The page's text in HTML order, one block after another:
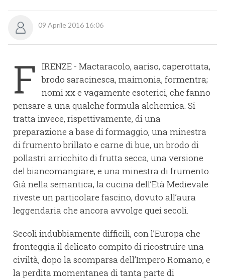
09 Aprile 2016 16:06
F IRENZE - Mactaracolo, aariso, caperottata,
brodo saracinesca, maimonia, formentra;
nomi xx e vagamente esoterici, che fanno
pensare a una qualche formula alchemica. Si
tratta invece, rispettivamente, di una
preparazione a base di formaggio, una minestra
di frumento brillato e carne di bue, un brodo di
pollastri arricchito di frutta secca, una versione
del biancomangiare, e una minestra di frumento.
Già nella semantica, la cucina dell’Età Medievale
riveste un particolare fascino, dovuto all’aura
leggendaria che ancora avvolge quei secoli.
Secoli indubbiamente difficili, con l’Europa che
fronteggia il delicato compito di ricostruire una
civiltà, dopo la scomparsa dell’Impero Romano, e
la perdita momentanea di tanta parte di